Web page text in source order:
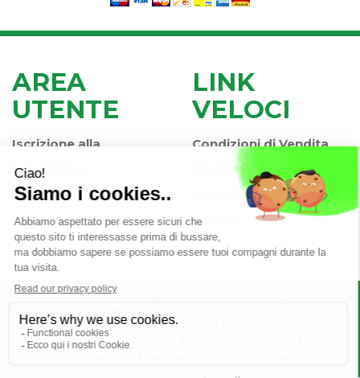
AREA
UTENTE
Iscrizione alla
Newsletter
Contatti
Informativa Privacy
LINK
VELOCI
Condizioni di Vendita
Modalità di Pagamento
Modalità di Spedizione
e Ritiro
Valli di Chioggia (VE)
info@farmaciaiaccheri.it
04025840275 | Numero R.E.A.: VE-358876